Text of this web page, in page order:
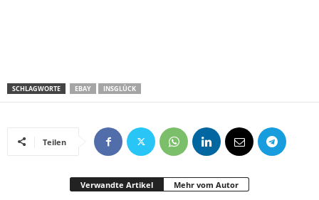
SCHLAGWORTE EBAY INSGLÜCK
Teilen
Verwandte Artikel Mehr vom Autor